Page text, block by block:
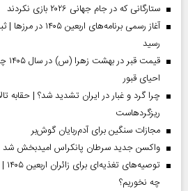
ستارگانی که در جام جهانی ۲۰۲۶ بازی نکردند
رسید
احیای قبور
چرا گرد و غبار در ایران تشدید شد؟ | حقابه
ریزگردهاست
مجازات سنگین برای آدم‌ربایان گوش‌بر
واکسن جدید سرطان پانکراس امیدبخش شد
چه نخوریم؟